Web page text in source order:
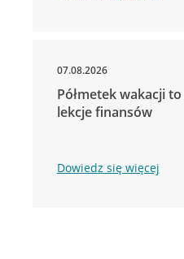
07.08.2026
Półmetek wakacji
lekcje finansów
Dowiedz się więcej